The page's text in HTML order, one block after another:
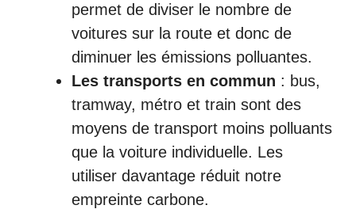
permet de diviser le nombre de
voitures sur la route et donc de
diminuer les émissions polluantes.
Les transports en commun : bus,
tramway, métro et train sont des
moyens de transport moins polluants
que la voiture individuelle. Les
utiliser davantage réduit notre
empreinte carbone.